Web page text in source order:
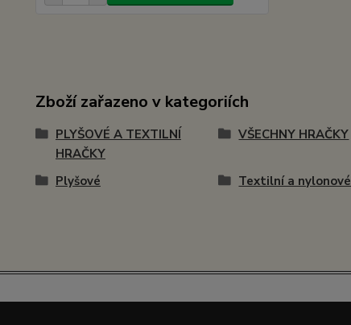
Zboží zařazeno v kategoriích
PLYŠOVÉ A TEXTILNÍ
HRAČKY
VŠECHNY HRAČKY
Plyšové Textilní a nylonové